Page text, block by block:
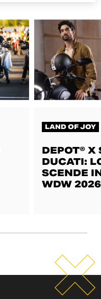
LAND OF JOY
DEPOT® X
DUCATI:
SCENDE
WDW 2026